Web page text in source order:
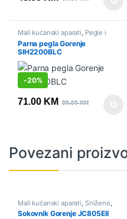
Mali kućanski aparati, Pegle i
parne stanice ,Sniženo
Parna pegla Gorenje
SIH2200BLC
-20%
71.00 KM 89.00KM
Povezani
Mali kućanski aparati Sniženo
Sokovnici i citrusete
Sokovnik Gorenje JC805EII